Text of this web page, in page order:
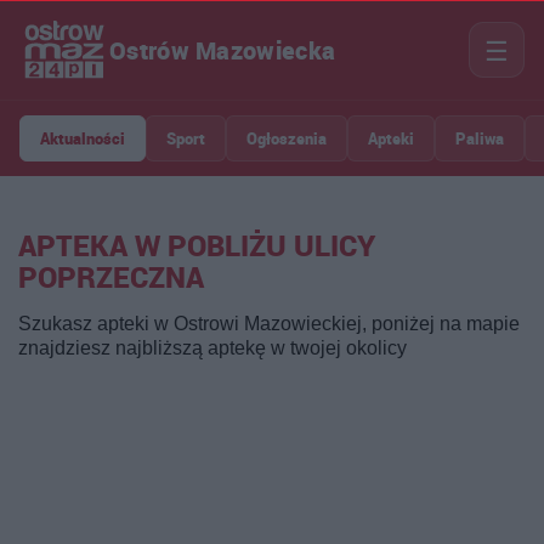
Ostrów Mazowiecka ☰
Aktualności Sport Ogłoszenia Apteki Paliwa
APTEKA W POBLIŻU ULICY
POPRZECZNA
Szukasz apteki w Ostrowi Mazowieckiej, poniżej na mapie
znajdziesz najbliższą aptekę w twojej okolicy